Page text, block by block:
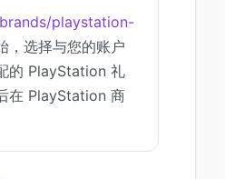
playstation-
，选择与您的账户
的 PlayStation 礼
在 PlayStation 商